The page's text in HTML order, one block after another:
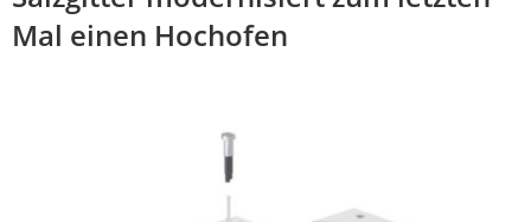
Mal einen Hochofen